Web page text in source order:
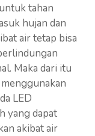
tahan
hujan dan
air tetap bisa
Maka dari itu
LED
yang dapat
akibat air